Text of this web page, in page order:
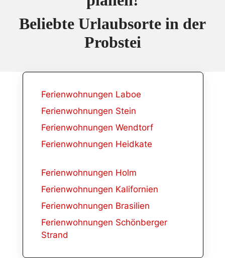
Beliebte Urlaubsorte in der
Probstei
Ferienwohnungen Laboe
Ferienwohnungen Stein
Ferienwohnungen Wendtorf
Ferienwohnungen Heidkate
Ferienwohnungen Holm
Ferienwohnungen Kalifornien
Ferienwohnungen Brasilien
Ferienwohnungen Schönberger
Strand